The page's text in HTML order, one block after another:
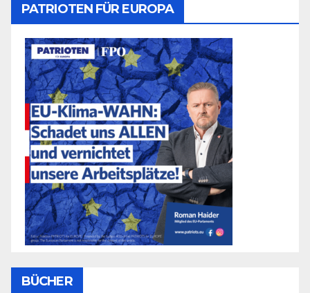
PATRIOTEN FÜR EUROPA
BÜCHER